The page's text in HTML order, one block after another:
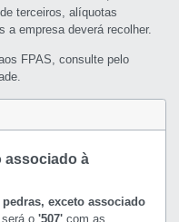
terceiros, alíquotas
a empresa deverá recolher.
FPAS, consulte pelo
associado à
exceto associado
o '507'com as